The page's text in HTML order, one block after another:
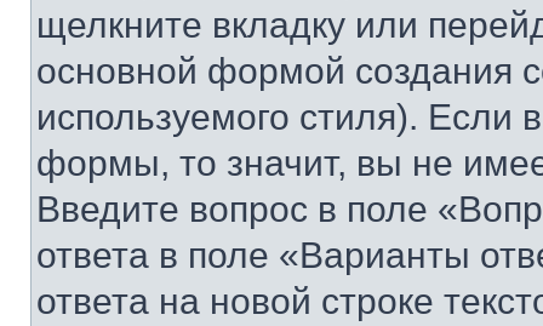
щелкните вкладку или
основной формой создания
используемого стиля). Если
формы, то значит, вы не
Введите вопрос в поле
ответа в поле «Варианты
ответа на новой строке